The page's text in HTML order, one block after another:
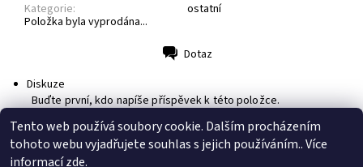
Kategorie:
ostatní
Položka byla vyprodána...
Dotaz
Diskuze
Buďte první, kdo napíše příspěvek k této položce.
Přidat komentář
Tento web používá soubory cookie. Dalším procházením
tohoto webu vyjadřujete souhlas s jejich používáním.. Více
informacízde.